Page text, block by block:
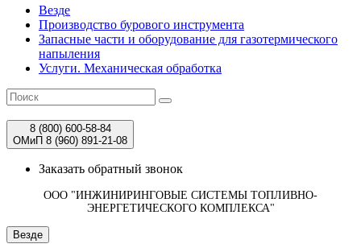
Везде
Производство бурового инструмента
Запасные части и оборудование для газотермического
напыления
Услуги. Механическая обработка
8 (800) 600-58-84
ОМиП 8 (960) 891-21-08
Заказать обратный звонок
ООО "ИНЖИНИРИНГОВЫЕ СИСТЕМЫ ТОПЛИВНО-
ЭНЕРГЕТИЧЕСКОГО КОМПЛЕКСА"
Везде